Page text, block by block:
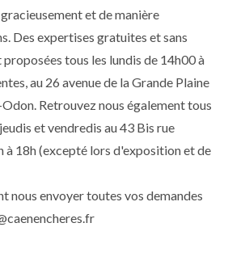
et de manière
Des expertises gratuites et sans
tous les lundis de 14h00 à
au 26 avenue de la Grande Plaine
Retrouvez nous également tous
et vendredis au 43 Bis rue
à 18h (excepté lors d'exposition et de
nous envoyer toutes vos demandes